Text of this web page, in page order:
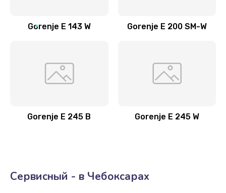
Gorenje E 143 W Gorenje E 200 SM-W
Gorenje E 245 B Gorenje E 245 W
Сервисный - в Чебоксарах